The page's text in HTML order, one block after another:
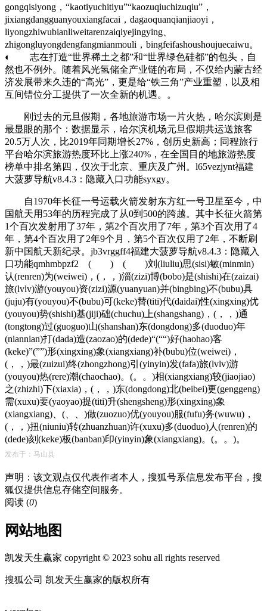
gongqisiyong，“kaotiyuchitiyu”“kaozuqiuchizuqiu”，
jixiangdangguanyouxiangfacai，dagaoquanqianjiaoyi，
liyongzhiwubianliweitarenzaiqiyejingying、
zhigongluyongdengfangmianmouli，bingfeifashoushoujuecaiwu。
◐ 志在打造“世界稀土之都”和“世界绿色硅都”的包头，自
然也不例外。随着风光氢储全产业链的布局，不仅给内蒙古经
济发展带来久违的“高光”，更是给“铁三角”产业重塑，以及相
互间错位分工提供了一次全新的机遇。。
刚过去的元旦假期，各地旅游市场一片火热，哈尔滨则是
最显眼的那个：数据显示，哈尔滨机场元旦假期共运送旅客
20.5万人次，比2019年同期增长27%，创历史新高；同程旅行
平台哈尔滨旅游热度环比上涨240%，在全国目的地旅游热度
榜单中排名第四，仅次于北京、重庆及广州。l65vezjynt福建
大菠萝导航v8.4.3：隐藏入口功能syxgy。
自1970年长征一号运载火箭发射东方红一号卫星至今，中
国航天用53年的历程完成了从0到500的跨越。其中长征火箭第
1个百次发射用了37年，第2个百次用了7年，第3个百次用了4
年，第4个百次用了2年9个月，第5个百次仅用了2年，不断刷
新中国航天新纪录。jb3vrggff4福建大菠萝导航v8.4.3：隐藏入
口功能qmhmbpzf2 ( ) ( )刘(liuliu)思(sisi)敏(minmin)
认(renren)为(weiwei)，(，，)淄(zizi)博(bobo)是(shishi)在(zaizai)
旅(lvlv)游(youyou)资(zizi)源(yuanyuan)并(bingbing)不(bubu)具
(juju)有(youyou)不(bubu)可(keke)替(titi)代(daidai)性(xingxing)优
(youyou)势(shishi)基(jiji)础(chuchu)上(shangshang)，(，，)通
(tongtong)过(guoguo)山(shanshan)东(dongdong)多(duoduo)年
(niannian)打(dada)造(zaozao)的(dede)“(““)好(haohao)客
(keke)”(””)形(xingxing)象(xiangxiang)补(bubu)位(weiwei)，
(，，)最(zuizui)终(zhongzhong)引(yinyin)发(fafa)旅(lvlv)游
(youyou)热(rere)潮(chaochao)。(。。)相(xiangxiang)较(jiaojiao)
之(zhizhi)下(xiaxia)，(，，)东(dongdong)北(beibei)更(genggeng)
需(xuxu)要(yaoyao)提(titi)升(shengsheng)形(xingxing)象
(xiangxiang)、(、、)做(zuozuo)优(youyou)服(fufu)务(wuwu)，
(，，)扭(niuniu)转(zhuanzhuan)许(xuxu)多(duoduo)人(renren)的
(dede)刻(keke)板(banban)印(yinyin)象(xiangxiang)。(。。)。
发布于：马山县
声明：该文观点仅代表作者本人，搜狐号系信息发布平台，搜
狐仅提供信息存储空间服务。
阅读 (0)
网站地图
凯发天生赢家 copyright © 2023 sohu all rights reserved
搜狐公司 凯发天生赢家的版权所有